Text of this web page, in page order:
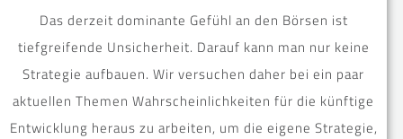
Das derzeit dominante Gefühl an den Börsen ist
tiefgreifende Unsicherheit. Darauf kann man nur keine
Strategie aufbauen. Wir versuchen daher bei ein paar
aktuellen Themen Wahrscheinlichkeiten für die künftige
Entwicklung heraus zu arbeiten, um die eigene Strategie,